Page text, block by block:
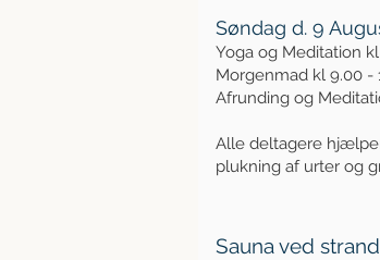
Søndag d. 9
Yoga og Meditation
Morgenmad kl 9.00 -
Afrunding og
Alle deltagere
plukning af urter og
Sauna ved